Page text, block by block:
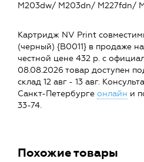
M203dw/ M203dn/ M227fdn/
Картридж NV Print
(черный) {B0011} в продаже
честной цене 432 р. с
08.08.2026 товар доступен
склад 12 авг - 13 авг.
Санкт-Петербурге онлайн и
33-74.
Похожие товары